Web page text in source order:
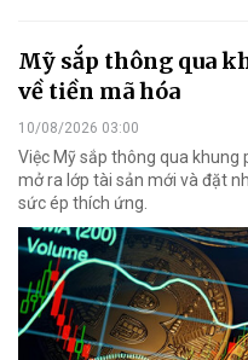
Mỹ sắp thông qua
về tiền mã hóa
10/08/2026 03:00
Việc Mỹ sắp thông qua khung
mở ra lớp tài sản mới và đặt
sức ép thích ứng.